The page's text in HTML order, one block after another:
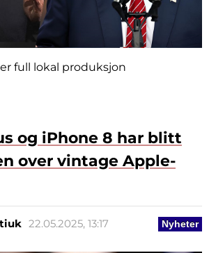
full lokal produksjon
og iPhone 8 har blitt
over vintage Apple-
Nyheter
22.05.2025, 13:17